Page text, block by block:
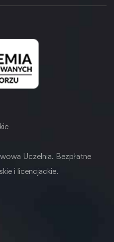
Uczelnia. Bezpłatne
i licencjackie.